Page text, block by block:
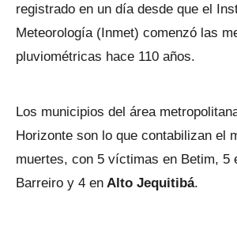
registrado en un día desde que el
Meteorología (Inmet) comenzó las
pluviométricas hace 110 años.
Los municipios del área
Horizonte son lo que contabilizan el
muertes, con 5 víctimas en Betim, 5
Barreiro y 4 en Alto Jequitibá.